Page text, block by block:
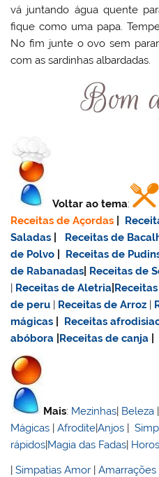
vá juntando água quente
fique como uma papa.
No fim junte o ovo sem
com as sardinhas albardadas.
Voltar ao tema:
Receitas de Açordas
Saladas
Receitas de
de Polvo
Receitas de
de Rabanadas Receitas de
| Receitas de Aletria
de peru | Receitas de Arroz |
mágicas
Receitas
abóbora Receitas de canja
Mais: Mezinhas Beleza
Mágicas |Afrodite|Anjos |
rápidos Magia das Fadas
|Simpatias Amor |Amarrações